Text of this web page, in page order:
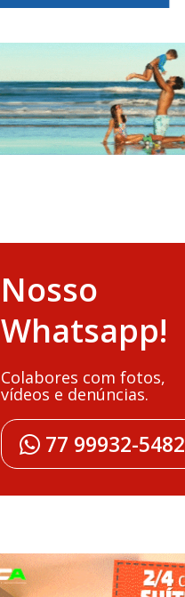
Nosso
Whatsapp!
Colabores com fotos,
vídeos e denúncias.
77 99932-5482